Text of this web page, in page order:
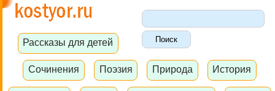
Рассказы для детей
Сочинения Поэзия Природа История